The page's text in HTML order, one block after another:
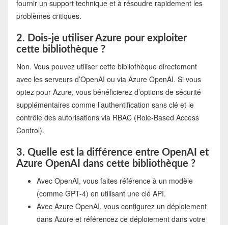
fournir un support technique et à résoudre rapidement les
problèmes critiques.
2. Dois-je utiliser Azure pour exploiter
cette bibliothèque ?
Non. Vous pouvez utiliser cette bibliothèque directement
avec les serveurs d’OpenAI ou via Azure OpenAI. Si vous
optez pour Azure, vous bénéficierez d’options de sécurité
supplémentaires comme l’authentification sans clé et le
contrôle des autorisations via RBAC (Role-Based Access
Control).
3. Quelle est la différence entre OpenAI et
Azure OpenAI dans cette bibliothèque ?
Avec OpenAI, vous faites référence à un modèle
(comme GPT-4) en utilisant une clé API.
Avec Azure OpenAI, vous configurez un déploiement
dans Azure et référencez ce déploiement dans votre